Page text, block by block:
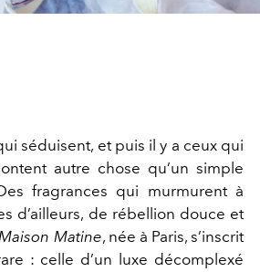
séduisent, et puis il y a ceux qui
autre chose qu’un simple
fragrances qui murmurent à
d’ailleurs, de rébellion douce et
Matine, née à Paris, s’inscrit
: celle d’un luxe décomplexé